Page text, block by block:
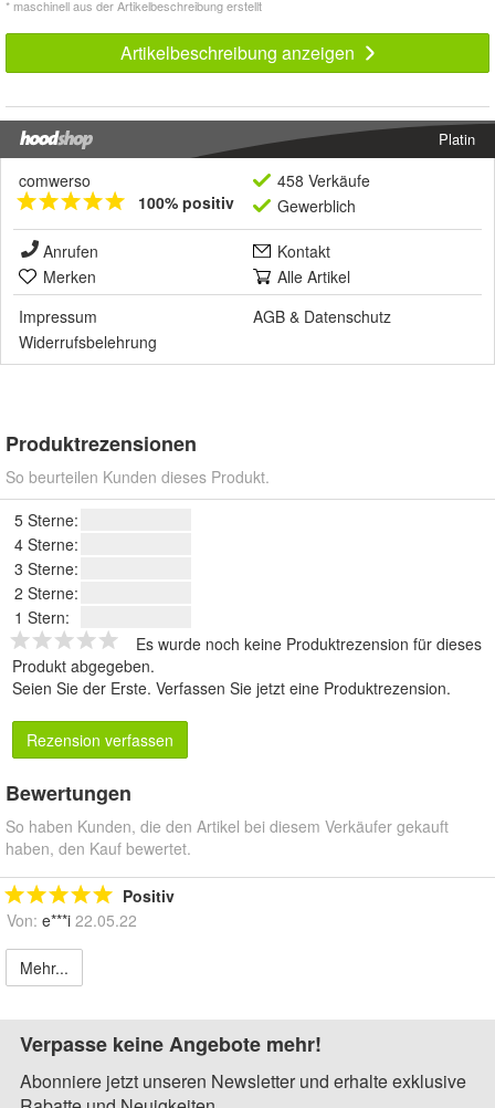
* maschinell aus der Artikelbeschreibung erstellt
Artikelbeschreibung anzeigen
Platin
comwerso
100% positiv
458 Verkäufe
Gewerblich
Anrufen
Kontakt
Merken
Alle Artikel
Impressum
AGB & Datenschutz
Widerrufsbelehrung
Produktrezensionen
So beurteilen Kunden dieses Produkt.
5 Sterne:
4 Sterne:
3 Sterne:
2 Sterne:
1 Stern:
Es wurde noch keine Produktrezension für dieses
Produkt abgegeben.
Seien Sie der Erste. Verfassen Sie jetzt eine Produktrezension.
Rezension verfassen
Bewertungen
So haben Kunden, die den Artikel bei diesem Verkäufer gekauft
haben, den Kauf bewertet.
Positiv
Von: e***i 22.05.22
Mehr...
Verpasse keine Angebote mehr!
Abonniere jetzt unseren Newsletter und erhalte exklusive